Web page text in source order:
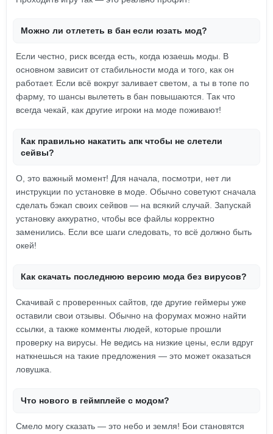
Можно ли отлететь в бан если юзать мод?
Если честно, риск всегда есть, когда юзаешь моды. В
основном зависит от стабильности мода и того, как он
работает. Если всё вокруг заливает светом, а ты в топе по
фарму, то шансы вылететь в бан повышаются. Так что
всегда чекай, как другие игроки на моде поживают!
Как правильно накатить апк чтобы не слетели
сейвы?
О, это важный момент! Для начала, посмотри, нет ли
инструкции по установке в моде. Обычно советуют сначала
сделать бэкап своих сейвов — на всякий случай. Запускай
установку аккуратно, чтобы все файлы корректно
заменились. Если все шаги следовать, то всё должно быть
окей!
Как скачать последнюю версию мода без вирусов?
Скачивай с проверенных сайтов, где другие геймеры уже
оставили свои отзывы. Обычно на форумах можно найти
ссылки, а также комменты людей, которые прошли
проверку на вирусы. Не ведись на низкие цены, если вдруг
наткнешься на такие предложения — это может оказаться
ловушка.
Что нового в геймплейе с модом?
Смело могу сказать — это небо и земля! Бои становятся